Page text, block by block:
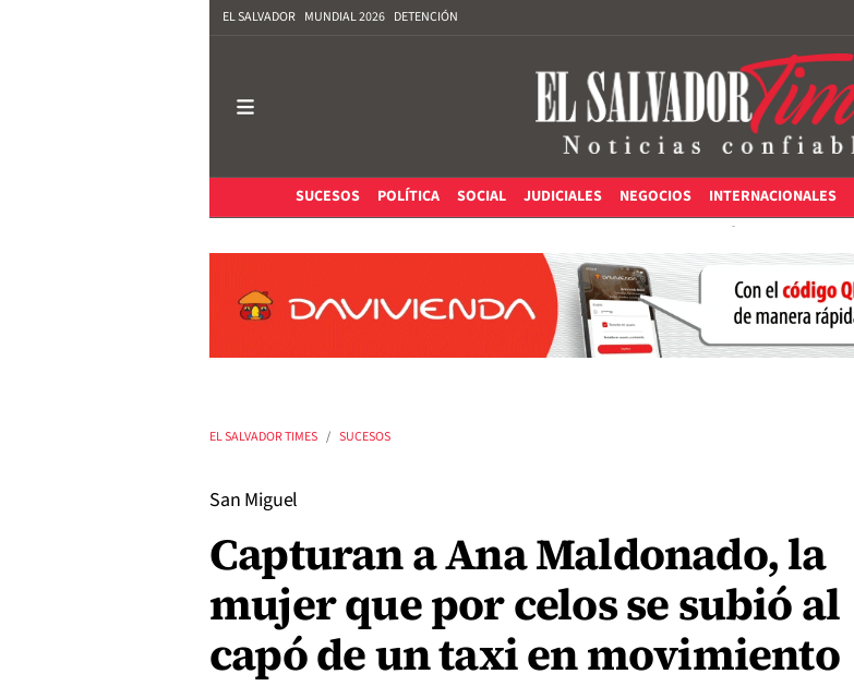
EL SALVADOR MUNDIAL 2026 DETENCIÓN
SUCESOS
POLÍTICA SOCIAL JUDICIALES NEGOCIOS INTERNACIONALES
EL SALVADOR TIMES SUCESOS
San Miguel
Capturan a Ana Maldonado, la
mujer que por celos se subió al
capó de un taxi en movimiento